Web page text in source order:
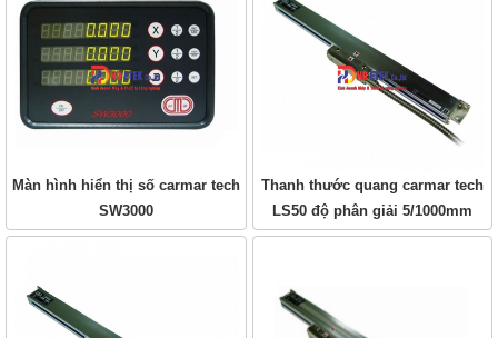
Màn hình hiển thị số carmar tech
SW3000
Thanh thước quang carmar tech
LS50 độ phân giải 5/1000mm